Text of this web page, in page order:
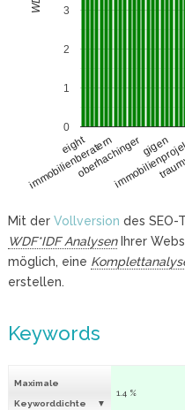
eight
immobilienberatern
oberhachingergigen
0
1
2
3
Mit der Vollversion des SEO-
WDF*IDF AnalysenIhrer
möglich, eine
erstellen.
Keywords
Maximale
Keyworddichte
1.4 %